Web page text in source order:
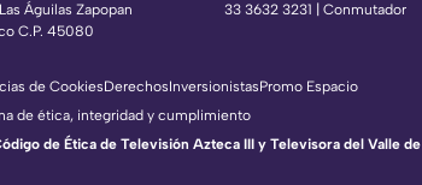
Águilas Zapopan
C.P. 45080
33 3632 3231 | Conmutador
de CookiesDerechosInversionistasPromo Espacio
de ética, integridad y cumplimiento
de Ética de Televisión Azteca III y Televisora del Valle de